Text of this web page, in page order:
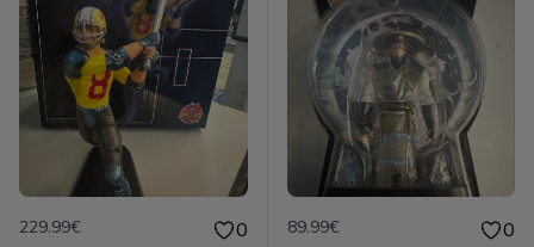
229.99€ 0 89.99€ 0